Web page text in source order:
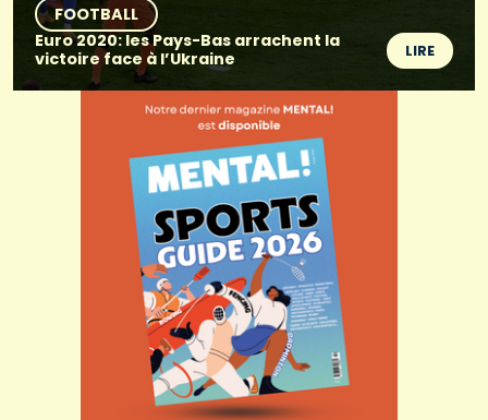
FOOTBALL
Euro 2020: les Pays-Bas arrachent la
victoire face à l’Ukraine
LIRE